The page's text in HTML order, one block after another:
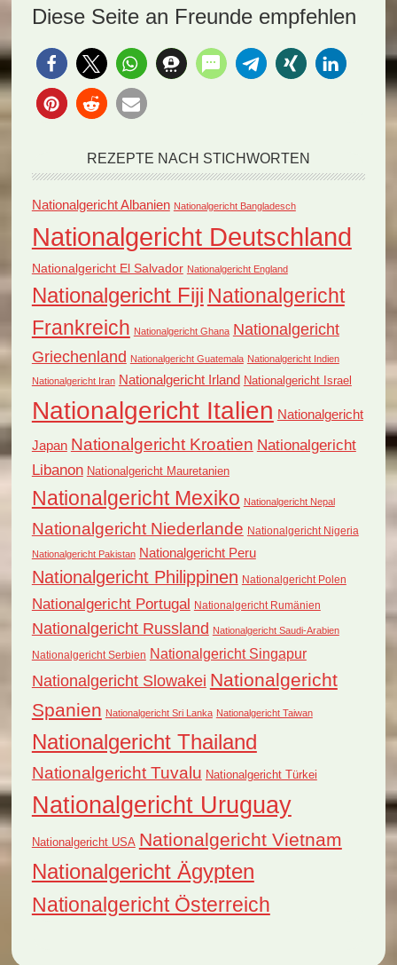
Diese Seite an Freunde empfehlen
REZEPTE NACH STICHWORTEN
Nationalgericht Albanien Nationalgericht Bangladesch
Nationalgericht Deutschland
Nationalgericht El Salvador Nationalgericht England
Nationalgericht Fiji Nationalgericht
Frankreich Nationalgericht Ghana Nationalgericht
Griechenland Nationalgericht Guatemala Nationalgericht Indien
Nationalgericht Iran Nationalgericht Irland Nationalgericht Israel
Nationalgericht Italien Nationalgericht
Japan Nationalgericht Kroatien Nationalgericht
Libanon Nationalgericht Mauretanien
Nationalgericht Mexiko Nationalgericht Nepal
Nationalgericht Niederlande Nationalgericht Nigeria
Nationalgericht Pakistan Nationalgericht Peru
Nationalgericht Philippinen Nationalgericht Polen
Nationalgericht Portugal Nationalgericht Rumänien
Nationalgericht Russland Nationalgericht Saudi-Arabien
Nationalgericht Serbien Nationalgericht Singapur
Nationalgericht Slowakei Nationalgericht
Spanien Nationalgericht Sri Lanka Nationalgericht Taiwan
Nationalgericht Thailand
Nationalgericht Tuvalu Nationalgericht Türkei
Nationalgericht Uruguay
Nationalgericht USA Nationalgericht Vietnam
Nationalgericht Ägypten
Nationalgericht Österreich